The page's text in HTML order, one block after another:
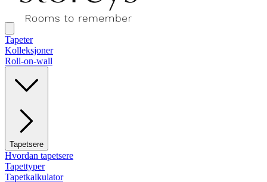
Tapeter
Kolleksjoner
Roll-on-wall
Tapetsere
Hvordan tapetsere
Tapettyper
Tapetkalkulator